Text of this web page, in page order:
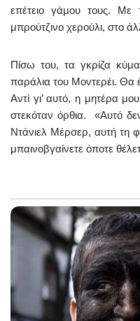
επέτειο γάμου τους. Με
μπρούτζινο χερούλι, στο
Πίσω του, τα γκρίζα
παράλια του Μοντερέι. Θα
Αντί γι’ αυτό, η μητέρα
στεκόταν όρθια. «Αυτό
Ντάνιελ Μέρσερ, αυτή τη
μπαινοβγαίνετε όποτε